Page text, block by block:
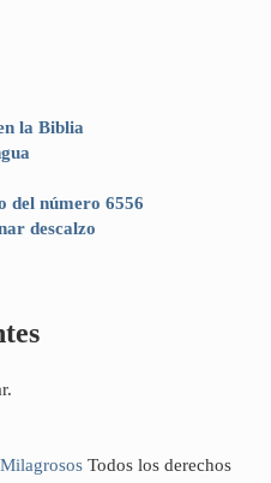
la Biblia
del número 6556
descalzo
Todos los derechos